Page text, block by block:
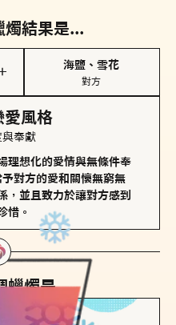
燭結果是...
海鹽、雪花
對方
愛風格
與奉獻
理想化的愛情與無條件奉
對方的愛和關懷無窮無
，並且致力於讓對方感到
惜。
蠟燭是...